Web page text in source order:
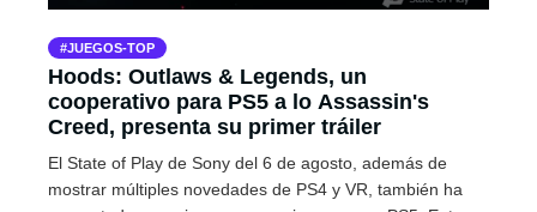
JUEGOS-TOP
Hoods: Outlaws & Legends, un
cooperativo para PS5 a lo Assassin's
Creed, presenta su primer tráiler
El State of Play de Sony del 6 de agosto, además de
mostrar múltiples novedades de PS4 y VR, también ha